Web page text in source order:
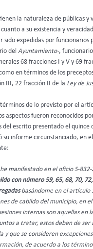
la naturaleza de públicas y
a su existencia y
sido expedidas por funcionarios
del Ayuntamiento-,
68 fracciones I y V y 69
en términos de los
III, 22 fracción II de la Ley de
de lo previsto por el
aspectos fueron reconocidos
del escrito presentado el quince
su informe circunstanciado, en
manifestado en el oficio S-832-
con número 59, 65, 68, 70,
basándome en el artículo
de cabildo del municipio, en el
internas son aquellas en
a tratar, estos deben de ser
y que se consideren
de acuerdo a los